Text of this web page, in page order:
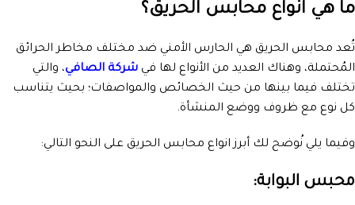
ما هي انواع محابس الحريق؟
تُعد محابس الحريق هي الحارس الأمني ضد مختلف مخاطر الحرائق
المُحتملة، وهناك العديد من الأنواع لها في شركة الصافي، والتي
تختلف فيما بينها من حيث الخصائص والمواصفات؛ بحيث يتناسب
كل نوع مع ظروف ووضع المنشأة.
وفيما يلي نُوضح لك أبرز انواع محابس الحريق على النحو التالي:
محبس البوابة: